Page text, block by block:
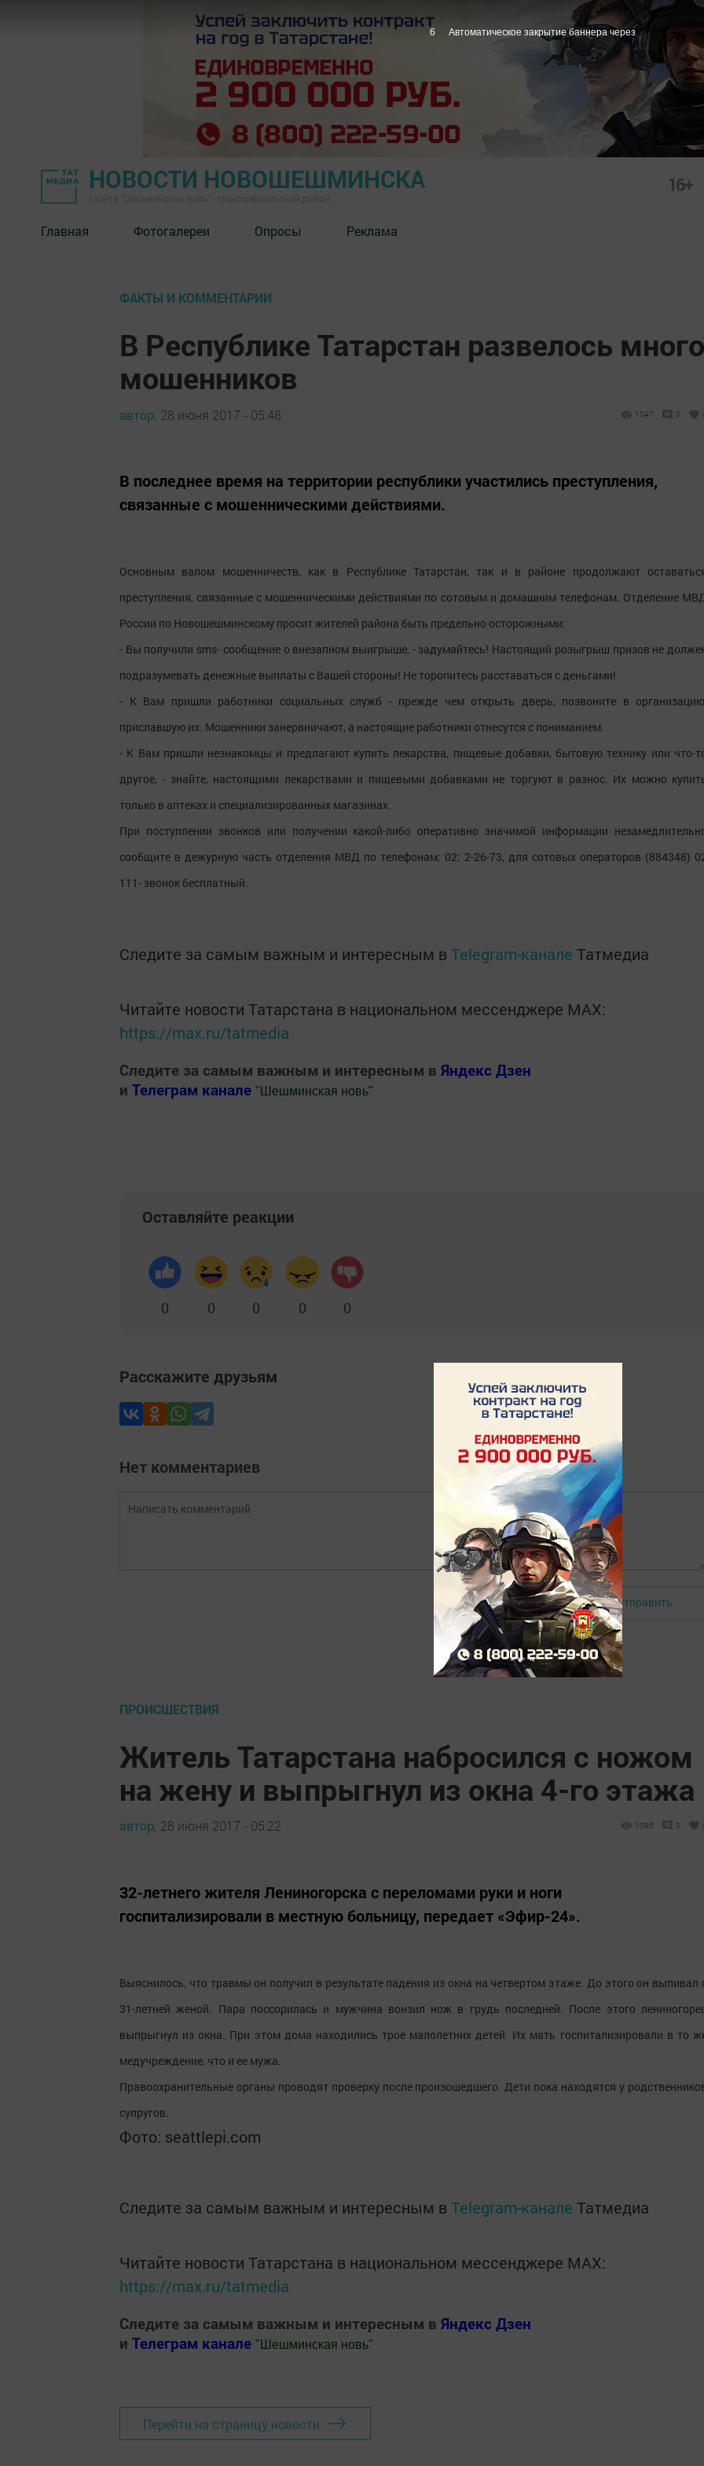
НОВОСТИ НОВОШЕШМИНСКА 16+
Главная Фотогалереи Опросы Реклама
ФАКТЫ И КОММЕНТАРИИ
В Республике Татарстан развелось много
мошенников
автор, 28 июня 2017 - 05:48 1047 0
В последнее время на территории республики участились преступления,
связанные с мошенническими действиями.
Основным валом мошенничеств, как в Республике Татарстан, так и в районе продолжают
преступления, связанные с мошенническими действиями по сотовым и домашним телефонам. Отделение
России по Новошешминскому просит жителей района быть предельно осторожными:
- Вы получили sms- сообщение о внезапном выигрыше, - задумайтесь! Настоящий розыгрыш призов не
подразумевать денежные выплаты с Вашей стороны! Не торопитесь расставаться с деньгами!
- К Вам пришли работники социальных служб - прежде чем открыть дверь, позвоните в
приславшую их. Мошенники занервничают, а настоящие работники отнесутся с пониманием.
- К Вам пришли незнакомцы и предлагают купить лекарства, пищевые добавки, бытовую технику или что-
другое, - знайте, настоящими лекарствами и пищевыми добавками не торгуют в разнос. Их можно
только в аптеках и специализированных магазинах.
При поступлении звонков или получении какой-либо оперативно значимой информации
сообщите в дежурную часть отделения МВД по телефонам: 02; 2-26-73, для сотовых операторов (884348)
111- звонок бесплатный.
Следите за самым важным и интересным в Telegram-канале Татмедиа
Читайте новости Татарстана в национальном мессенджере MАХ:
https://max.ru/tatmedia
Следите за самым важным и интересным в Яндекс Дзен
и Телеграм канале " Шешминская новь"
Оставляйте реакции
0 0 0 0 0
Расскажите друзьям
Нет комментариев
Авторизоваться Отправить
ПРОИСШЕСТВИЯ
Житель Татарстана набросился с ножом
на жену и выпрыгнул из окна 4-го этажа
автор, 28 июня 2017 - 05:22 1095 0
32-летнего жителя Лениногорска с переломами руки и ноги
госпитализировали в местную больницу, передает «Эфир-24».
Выяснилось, что травмы он получил в результате падения из окна на четвертом этаже. До этого он выпивал
31-летней женой. Пара поссорилась и мужчина вонзил нож в грудь последней. После этого
выпрыгнул из окна. При этом дома находились трое малолетних детей. Их мать госпитализировали в то
медучреждение, что и ее мужа.
Правоохранительные органы проводят проверку после произошедшего. Дети пока находятся у
супругов.
Фото: seattlepi.com
Следите за самым важным и интересным в Telegram-канале Татмедиа
Читайте новости Татарстана в национальном мессенджере MАХ:
https://max.ru/tatmedia
Следите за самым важным и интересным в Яндекс Дзен
и Телеграм канале " Шешминская новь"
Перейти на страницу новости
5 Автоматическое закрытие баннера через